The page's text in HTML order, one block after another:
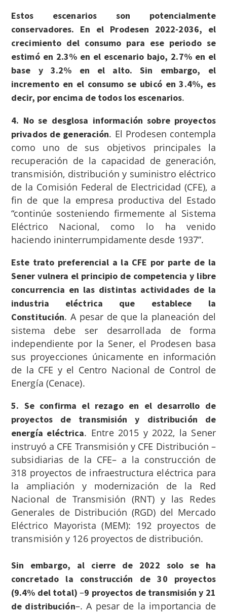
Estos escenarios son potencialmente
conservadores. En el Prodesen 2022-2036, el
crecimiento del consumo para ese periodo se
estimó en 2.3% en el escenario bajo, 2.7% en el
base y 3.2% en el alto. Sin embargo, el
incremento en el consumo se ubicó en 3.4%, es
decir, por encima de todos los escenarios.
4. No se desglosa información sobre proyectos
privados de generación. El Prodesen contempla
como uno de sus objetivos principales la
recuperación de la capacidad de generación,
transmisión, distribución y suministro eléctrico
de la Comisión Federal de Electricidad (CFE), a
fin de que la empresa productiva del Estado
“continúe sosteniendo firmemente al Sistema
Eléctrico Nacional, como lo ha venido
haciendo ininterrumpidamente desde 1937”.
Este trato preferencial a la CFE por parte de la
Sener vulnera el principio de competencia y libre
concurrencia en las distintas actividades de la
industria eléctrica que establece la
Constitución. A pesar de que la planeación del
sistema debe ser desarrollada de forma
independiente por la Sener, el Prodesen basa
sus proyecciones únicamente en información
de la CFE y el Centro Nacional de Control de
Energía (Cenace).
5. Se confirma el rezago en el desarrollo de
proyectos de transmisión y distribución de
energía eléctrica. Entre 2015 y 2022, la Sener
instruyó a CFE Transmisión y CFE Distribución –
subsidiarias de la CFE– a la construcción de
318 proyectos de infraestructura eléctrica para
la ampliación y modernización de la Red
Nacional de Transmisión (RNT) y las Redes
Generales de Distribución (RGD) del Mercado
Eléctrico Mayorista (MEM): 192 proyectos de
transmisión y 126 proyectos de distribución.
Sin embargo, al cierre de 2022 solo se ha
concretado la construcción de 30 proyectos
(9.4% del total)–9 proyectos de transmisión y 21
de distribución–. A pesar de la importancia de